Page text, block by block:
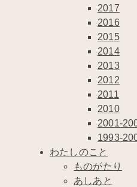
2017
2016
2015
2014
2013
2012
2011
2010
2001-
1993-
わたしのこと
ものがたり
あしあと